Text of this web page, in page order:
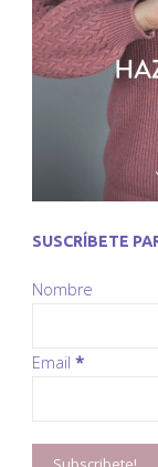
SUSCRÍBETE
Nombre
Email *